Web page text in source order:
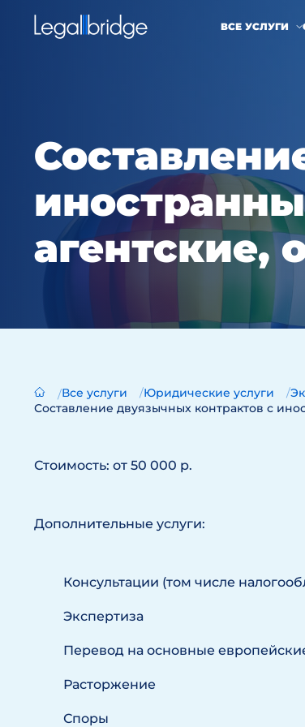
ВСЕ УСЛУГИ
агентские,
Все услуги Юридические услуги
Составление двуязычных контрактов с
Стоимость: от 50 000 р.
Дополнительные услуги:
Консультации (том числе
Экспертиза
Перевод на основные
Расторжение
Споры